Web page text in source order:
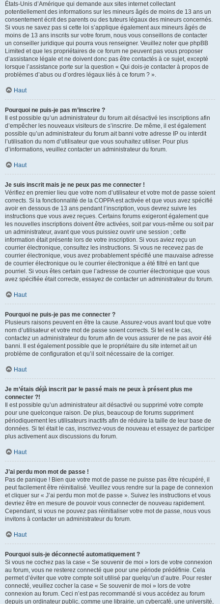
États-Unis d’Amérique qui demande aux sites internet collectant
potentiellement des informations sur les mineurs âgés de moins de 13 ans un
consentement écrit des parents ou des tuteurs légaux des mineurs concernés.
Si vous ne savez pas si cette loi s’applique également aux mineurs âgés de
moins de 13 ans inscrits sur votre forum, nous vous conseillons de contacter
un conseiller juridique qui pourra vous renseigner. Veuillez noter que phpBB
Limited et que les propriétaires de ce forum ne peuvent pas vous proposer
d’assistance légale et ne doivent donc pas être contactés à ce sujet, excepté
lorsque l’assistance porte sur la question « Qui dois-je contacter à propos de
problèmes d’abus ou d’ordres légaux liés à ce forum ? ».
Haut
Pourquoi ne puis-je pas m’inscrire ?
Il est possible qu’un administrateur du forum ait désactivé les inscriptions afin
d’empêcher les nouveaux visiteurs de s’inscrire. De même, il est également
possible qu’un administrateur du forum ait banni votre adresse IP ou interdit
l’utilisation du nom d’utilisateur que vous souhaitez utiliser. Pour plus
d’informations, veuillez contacter un administrateur du forum.
Haut
Je suis inscrit mais je ne peux pas me connecter !
Vérifiez en premier lieu que votre nom d’utilisateur et votre mot de passe soient
corrects. Si la fonctionnalité de la COPPA est activée et que vous avez spécifié
avoir en dessous de 13 ans pendant l’inscription, vous devrez suivre les
instructions que vous avez reçues. Certains forums exigeront également que
les nouvelles inscriptions doivent être activées, soit par vous-même ou soit par
un administrateur, avant que vous puissiez ouvrir une session ; cette
information était présente lors de votre inscription. Si vous aviez reçu un
courrier électronique, consultez les instructions. Si vous ne recevez pas de
courrier électronique, vous avez probablement spécifié une mauvaise adresse
de courrier électronique ou le courrier électronique a été filtré en tant que
pourriel. Si vous êtes certain que l’adresse de courrier électronique que vous
avez spécifiée était correcte, essayez de contacter un administrateur du forum.
Haut
Pourquoi ne puis-je pas me connecter ?
Plusieurs raisons peuvent en être la cause. Assurez-vous avant tout que votre
nom d’utilisateur et votre mot de passe soient corrects. Si tel est le cas,
contactez un administrateur du forum afin de vous assurer de ne pas avoir été
banni. Il est également possible que le propriétaire du site internet ait un
problème de configuration et qu’il soit nécessaire de la corriger.
Haut
Je m’étais déjà inscrit par le passé mais ne peux à présent plus me
connecter ?!
Il est possible qu’un administrateur ait désactivé ou supprimé votre compte
pour une quelconque raison. De plus, beaucoup de forums suppriment
périodiquement les utilisateurs inactifs afin de réduire la taille de leur base de
données. Si tel était le cas, inscrivez-vous de nouveau et essayez de participer
plus activement aux discussions du forum.
Haut
J’ai perdu mon mot de passe !
Pas de panique ! Bien que votre mot de passe ne puisse pas être récupéré, il
peut facilement être réinitialisé. Veuillez vous rendre sur la page de connexion
et cliquer sur « J’ai perdu mon mot de passe ». Suivez les instructions et vous
devriez être en mesure de pouvoir vous connecter de nouveau rapidement.
Cependant, si vous ne pouvez pas réinitialiser votre mot de passe, nous vous
invitons à contacter un administrateur du forum.
Haut
Pourquoi suis-je déconnecté automatiquement ?
Si vous ne cochez pas la case « Se souvenir de moi » lors de votre connexion
au forum, vous ne resterez connecté que pour une période prédéfinie. Cela
permet d’éviter que votre compte soit utilisé par quelqu’un d’autre. Pour rester
connecté, veuillez cocher la case « Se souvenir de moi » lors de votre
connexion au forum. Ceci n’est pas recommandé si vous accédez au forum
depuis un ordinateur public, comme une librairie, un cybercafé, une université,